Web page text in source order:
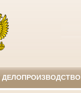
ДЕЛОПРОИЗВОДСТВО